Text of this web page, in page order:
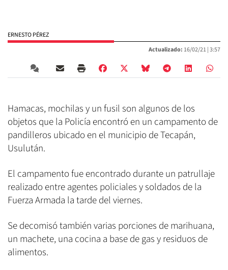
ERNESTO PÉREZ
Actualizado: 16/02/21 |3:57
Hamacas, mochilas y un fusil son algunos de los
objetos que la Policía encontró en un campamento de
pandilleros ubicado en el municipio de Tecapán,
Usulután.
El campamento fue encontrado durante un patrullaje
realizado entre agentes policiales y soldados de la
Fuerza Armada la tarde del viernes.
Se decomisó también varias porciones de marihuana,
un machete, una cocina a base de gas y residuos de
alimentos.